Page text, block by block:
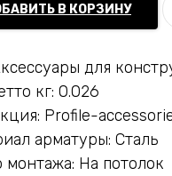
В КОРЗИНУ
для
кг: 0.026
Profile-
арматуры: Сталь
монтажа: На потолок